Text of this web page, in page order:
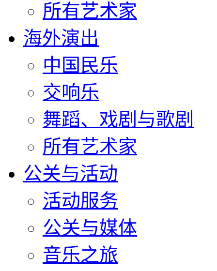
所有艺术家
海外演出
中国民乐
交响乐
舞蹈、戏剧与歌剧
所有艺术家
公关与活动
活动服务
公关与媒体
音乐之旅